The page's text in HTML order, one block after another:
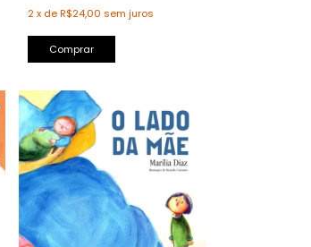
2x deR$24,00 sem juros